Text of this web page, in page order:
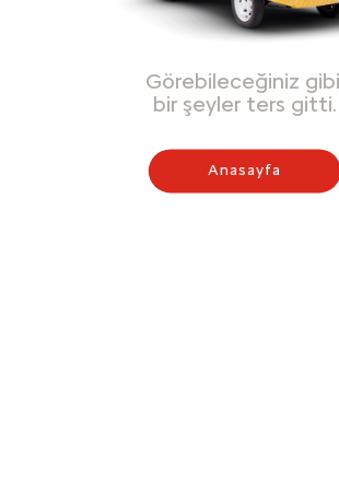
Görebileceğiniz
bir şeyler ters gitti.
Anasayfa